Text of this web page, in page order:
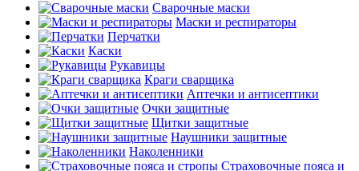
Сварочные маски
Маски и респираторы
Перчатки
Каски
Рукавицы
Краги сварщика
Аптечки и антисептики
Очки защитные
Щитки защитные
Наушники защитные
Наколенники
Страховочные пояса и